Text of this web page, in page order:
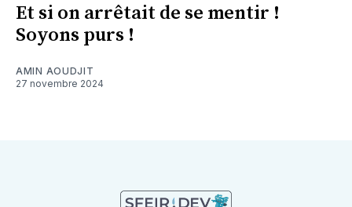
Et si on arrêtait de se mentir !
Soyons purs !
AMIN AOUDJIT
27 novembre 2024